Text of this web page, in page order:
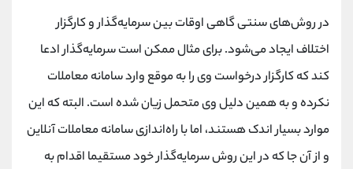
در روش‌های سنتی گاهی اوقات بین سرمایه‌گذار و کارگزار
اختلاف ایجاد می‌شود. برای مثال ممکن است سرمایه‌گذار ادعا
کند که کارگزار درخواست وی را به موقع وارد سامانه معاملات
نکرده و به همین دلیل وی متحمل زیان شده است. البته که این
موارد بسیار اندک هستند، اما با راه‌اندازی سامانه معاملات آنلاین
و از آن جا که در این روش سرمایه‌گذار خود مستقیما اقدام به